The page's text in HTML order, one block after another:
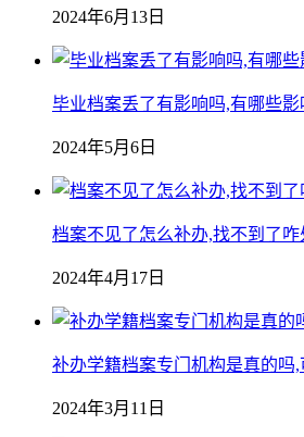
2024年6月13日
毕业档案丢了有影响吗,有哪些影
2024年5月6日
档案不见了怎么补办,找不到了咋
2024年4月17日
补办学籍档案专门机构是真的吗,
2024年3月11日